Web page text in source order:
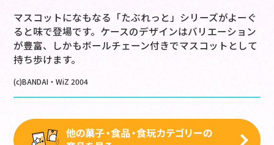
マスコットになもなる「たぶれっと」シリーズがよーぐ
ると味で登場です。ケースのデザインはバリエーション
が豊富、しかもボールチェーン付きでマスコットとして
持ち歩けます。
(c)BANDAI・WiZ 2004